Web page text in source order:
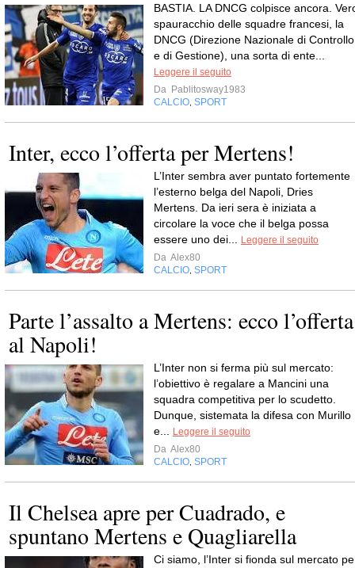
BASTIA. LA DNCG colpisce ancora.
spauracchio delle squadre francesi, la
DNCG (Direzione Nazionale di Controllo
e di Gestione), una sorta di ente...
Leggere il seguito
Da Pablitosway1983
CALCIO SPORT
Inter, ecco l’offerta per Mertens!
L’Inter sembra aver puntato fortemente
l’esterno belga del Napoli, Dries
Mertens. Da ieri sera è iniziata a
circolare la voce che il belga possa
essere uno dei...
Leggere il seguito
Da Alex80
CALCIO SPORT
Parte l’assalto a Mertens: ecco l’offerta
al Napoli!
L’Inter non si ferma più sul mercato:
l’obiettivo è regalare a Mancini una
squadra competitiva per lo scudetto.
Dunque, sistemata la difesa con Murillo
e...
Leggere il seguito
Da Alex80
CALCIO SPORT
Il Chelsea apre per Cuadrado, e
spuntano Mertens e Quagliarella
Ci siamo, l’Inter si fionda sul mercato